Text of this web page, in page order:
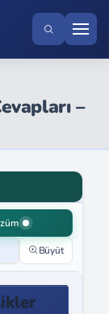
–
Büyüt